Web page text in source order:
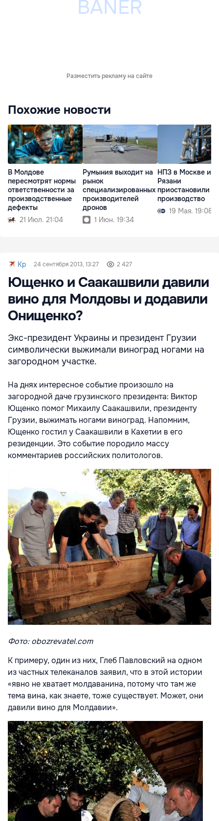
Разместить рекламу на сайте
Похожие новости
В Молдове
пересмотрят нормы
ответственности за
производственные
дефекты
21 Июл. 21:04
Румыния выходит на
рынок
специализированных
производителей
дронов
1 Июн. 19:34
НПЗ в Москве и
Рязани
приостановили
производство
19 Мая. 19:08
Kp 24 сентября 2013, 13:27 2 427
Ющенко и Саакашвили давили
вино для Молдовы и додавили
Онищенко?
Экс-президент Украины и президент Грузии
символически выжимали виноград ногами на
загородном участке.
На днях интересное событие произошло на
загородной даче грузинского президента: Виктор
Ющенко помог Михаилу Саакашвили, президенту
Грузии, выжимать ногами виноград. Напомним,
Ющенко гостил у Саакашвили в Кахетии в его
резиденции. Это событие породило массу
комментариев российских политологов.
Фото: obozrevatel.com
К примеру, один из них, Глеб Павловский на одном
из частных телеканалов заявил, что в этой истории
«явно не хватает молдаванина, потому что там же
тема вина, как знаете, тоже существует. Может, они
давили вино для Молдавии».